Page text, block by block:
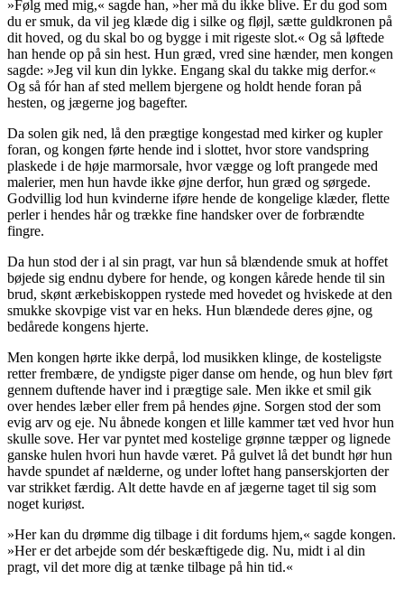
»Følg med mig,« sagde han, »her må du ikke blive. Er du god som
du er smuk, da vil jeg klæde dig i silke og fløjl, sætte guldkronen på
dit hoved, og du skal bo og bygge i mit rigeste slot.« Og så løftede
han hende op på sin hest. Hun græd, vred sine hænder, men kongen
sagde: »Jeg vil kun din lykke. Engang skal du takke mig derfor.«
Og så fór han af sted mellem bjergene og holdt hende foran på
hesten, og jægerne jog bagefter.
Da solen gik ned, lå den prægtige kongestad med kirker og kupler
foran, og kongen førte hende ind i slottet, hvor store vandspring
plaskede i de høje marmorsale, hvor vægge og loftprangede med
malerier, men hun havde ikke øjne derfor, hun græd og sørgede.
Godvillig lod hun kvinderne iføre hende de kongelige klæder, flette
perler i hendes hår og trække fine handsker over de forbrændte
fingre.
Da hun stod der i al sin pragt, var hun så blændende smuk at hoffet
bøjede sig endnu dybere for hende, og kongen kårede hende til sin
brud, skønt ærkebiskoppen rystede med hovedet og hviskede at den
smukke skovpige vist var en heks. Hun blændede deres øjne, og
bedårede kongens hjerte.
Men kongen hørte ikke derpå, lod musikken klinge, de kosteligste
retter frembære, de yndigste piger danse om hende, og hun blev ført
gennem duftende haver ind i prægtige sale. Men ikke et smil gik
over hendes læber eller frem på hendes øjne. Sorgen stod der som
evig arv og eje. Nu åbnede kongen et lille kammer tæt ved hvor hun
skulle sove. Her var pyntet med kostelige grønne tæpper og lignede
ganske hulen hvori hun havde været. På gulvet lå det bundt hør hun
havde spundet af nælderne, og under loftet hang panserskjorten der
var strikket færdig. Alt dette havde en af jægerne taget til sig som
nogetkuriøst.
»Her kan du drømme dig tilbage i dit fordums hjem,« sagde kongen.
»Her er det arbejde som dér beskæftigede dig. Nu, midt i al din
pragt, vil det more dig at tænke tilbage på hin tid.«